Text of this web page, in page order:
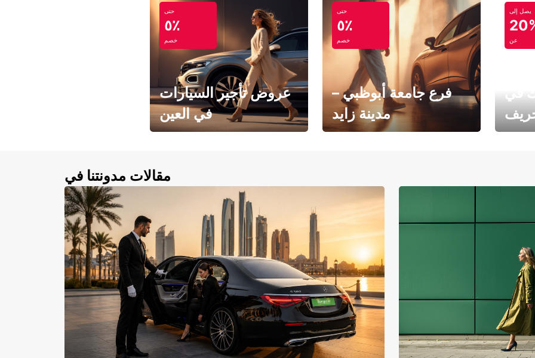
حتى
٥٪
خصم
عروض تأجير السيارات
في العين
حتى
٥٪
خصم
فرع جامعة أبوظبي –
مدينة زايد
يصل إلى
عن
مقالات مدونتنا في